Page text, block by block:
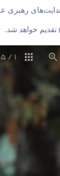
رهبری
خواهد شد.
1
/